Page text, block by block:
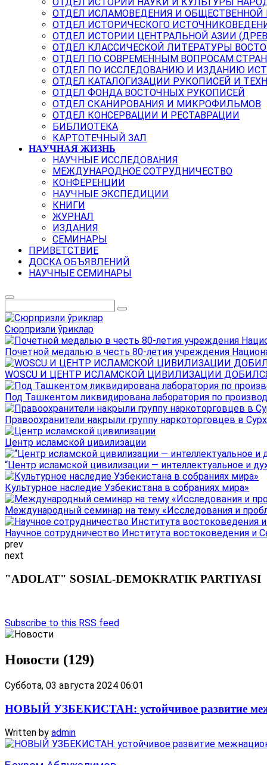
ОТДЕЛ ИСЛАМОВЕДЕНИЯ И
ОТДЕЛ ИСТОРИЧЕСКОГО
ОТДЕЛ ИСТОРИИ ЦЕНТРАЛЬНОЙ АЗИИ
ОТДЕЛ КЛАССИЧЕСКОЙ ЛИТЕРАТУРЫ
ОТДЕЛ ПО СОВРЕМЕННЫМ ВОПРОСАМ
ОТДЕЛ ПО ИССЛЕДОВАНИЮ И ИЗДАНИЮ
ОТДЕЛ КАТАЛОГИЗАЦИИ РУКОПИСЕЙ И
ОТДЕЛ ФОНДА ВОСТОЧНЫХ РУКОПИСЕЙ
ОТДЕЛ СКАНИРОВАНИЯ И МИКРОФИЛЬМОВ
ОТДЕЛ КОНСЕРВАЦИИ И РЕСТАВРАЦИИ
БИБЛИОТЕКА
КАРТОТЕЧНЫЙ ЗАЛ
НАУЧНАЯ ЖИЗНЬ
НАУЧНЫЕ ИССЛЕДОВАНИЯ
МЕЖДУНАРОДНОЕ СОТРУДНИЧЕСТВО
КОНФЕРЕНЦИИ
НАУЧНЫЕ ЭКСПЕДИЦИИ
КНИГИ
ЖУРНАЛ
ИЗДАНИЯ
СЕМИНАРЫ
ПРИВЕТСТВИЕ
ДОСКА ОБЪЯВЛЕНИЙ
НАУЧНЫЕ СЕМИНАРЫ
Сюрпризли ўриклар
Почетной медалью в честь 80-летия учреждения
WOSCU И ЦЕНТР ИСЛАМСКОЙ ЦИВИЛИЗАЦИИ
Под Ташкентом ликвидирована лаборатория по
Правоохранители накрыли группу наркоторговцев в
Центр исламской цивилизации
“Центр исламской цивилизации — интеллектуальное и
Культурное наследие Узбекистана в собраниях мира»
Международный семинар на тему «Исследования и
Научное сотрудничество Института востоковедения и
prev
next
"ADOLAT" SOSIAL-DEMOKRATIK PARTIYASI
Subscribe to this RSS feed
Новости (129)
Суббота, 03 августа 2024 06:01
НОВЫЙ УЗБЕКИСТАН: устойчивое развитие
Written by admin